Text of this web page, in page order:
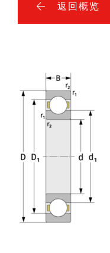
返回概览